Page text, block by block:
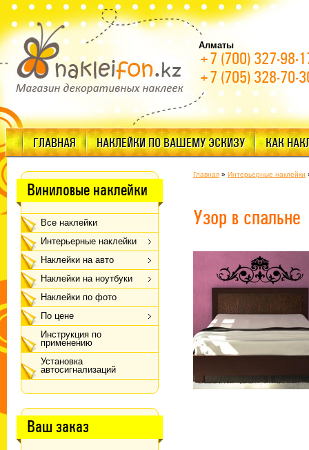
Алматы
+7 (700) 327-98-
+7 (705) 328-70-
ГЛАВНАЯ НАКЛЕЙКИ ПО ВАШЕМУ ЭСКИЗУ КАК
Виниловые наклейки
Все наклейки
Интерьерные наклейки
Наклейки на авто
Наклейки на ноутбуки
Наклейки по фото
По цене
Инструкция по
применению
Установка
автосигнализаций
Ваш заказ
Главная » Интерьерные наклейки
Узор в спальне